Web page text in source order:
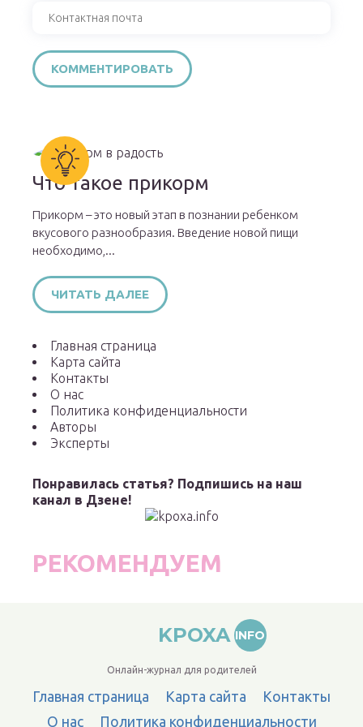
Что такое прикорм
Прикорм – это новый этап в познании ребенком
вкусового разнообразия. Введение новой пищи
необходимо,...
ЧИТАТЬ ДАЛЕЕ
Главная страница
Карта сайта
Контакты
О нас
Политика конфиденциальности
Авторы
Эксперты
Понравилась статья? Подпишись на наш
канал в Дзене!
РЕКОМЕНДУЕМ
KPOXA INFO
Онлайн-журнал для родителей
Главная страница Карта сайта
Контакты
О нас
Политика конфиденциальности